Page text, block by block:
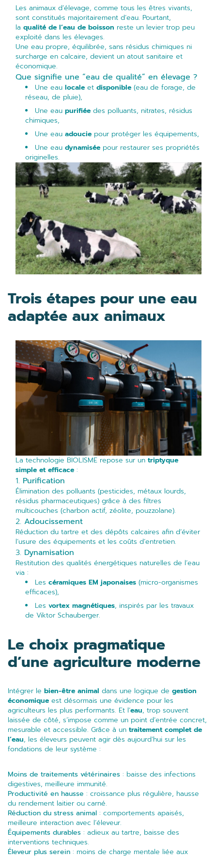
Les animaux d’élevage, comme tous les êtres vivants,
sont constitués majoritairement d’eau. Pourtant,
la qualité de l’eau de boisson reste un levier trop peu
exploité dans les élevages.
Une eau propre, équilibrée, sans résidus chimiques ni
surcharge en calcaire, devient un atout sanitaire et
économique.
Que signifie une “eau de qualité” en élevage ?
Une eau locale et disponible (eau de forage, de
réseau, de pluie),
Une eau purifiée des polluants, nitrates, résidus
chimiques,
Une eau adoucie pour protéger les équipements,
Une eau dynamisée pour restaurer ses propriétés
originelles.
Trois étapes pour une eau
adaptée aux animaux
La technologie BIOLISME repose sur un triptyque
simple et efficace :
1. Purification
Élimination des polluants (pesticides, métaux lourds,
résidus pharmaceutiques) grâce à des filtres
multicouches (charbon actif, zéolite, pouzzolane).
2. Adoucissement
Réduction du tartre et des dépôts calcaires afin d’éviter
l’usure des équipements et les coûts d’entretien.
3. Dynamisation
Restitution des qualités énergétiques naturelles de l’eau
via :
Les céramiques EM japonaises (micro-organismes
efficaces),
Les vortex magnétiques, inspirés par les travaux
de Viktor Schauberger.
Le choix pragmatique
d’une agriculture moderne
Intégrer le bien-être animal dans une logique de gestion
économique est désormais une évidence pour les
agriculteurs les plus performants. Et l’eau, trop souvent
laissée de côté, s’impose comme un point d’entrée concret,
mesurable et accessible. Grâce à un traitement complet de
l’eau, les éleveurs peuvent agir dès aujourd’hui sur les
fondations de leur système :
Moins de traitements vétérinaires : baisse des infections
digestives, meilleure immunité.
Productivité en hausse : croissance plus régulière, hausse
du rendement laitier ou carné.
Réduction du stress animal : comportements apaisés,
meilleure interaction avec l’éleveur.
Équipements durables : adieux au tartre, baisse des
interventions techniques.
Éleveur plus serein : moins de charge mentale liée aux